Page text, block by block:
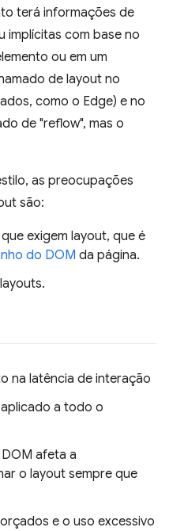
terá informações de
implícitas com base no
ou em um
de layout no
como o Edge) e no
de "reflow", mas o
as preocupações
são:
exigem layout, que é
do DOM da página.
na latência de interação
a todo o
afeta a
o layout sempre que
e o uso excessivo